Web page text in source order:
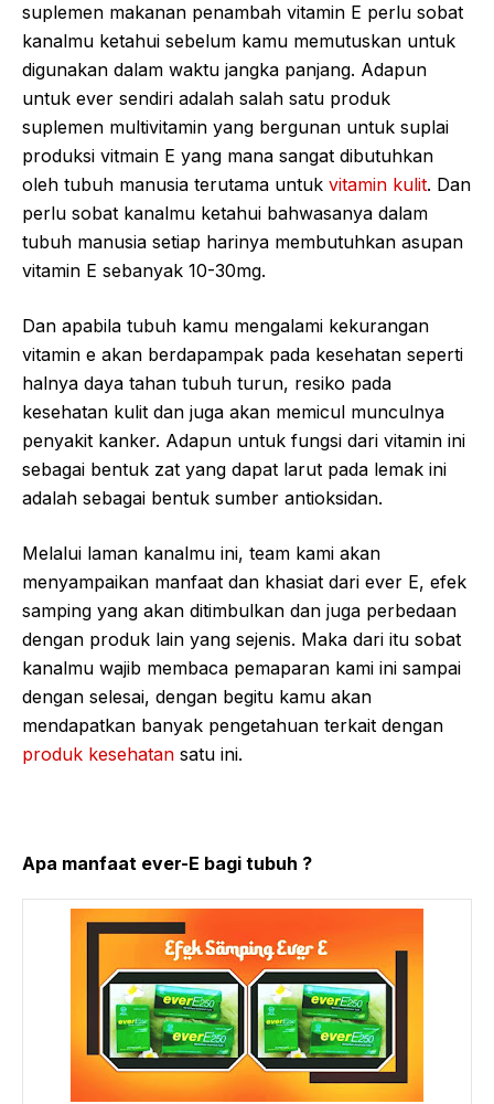
suplemen makanan penambah vitamin E perlu sobat
kanalmu ketahui sebelum kamu memutuskan untuk
digunakan dalam waktu jangka panjang. Adapun
untuk ever sendiri adalah salah satu produk
suplemen multivitamin yang bergunan untuk suplai
produksi vitmain E yang mana sangat dibutuhkan
oleh tubuh manusia terutama untuk vitamin kulit. Dan
perlu sobat kanalmu ketahui bahwasanya dalam
tubuh manusia setiap harinya membutuhkan asupan
vitamin E sebanyak 10-30mg.
Dan apabila tubuh kamu mengalami kekurangan
vitamin e akan berdapampak pada kesehatan seperti
halnya daya tahan tubuh turun, resiko pada
kesehatan kulit dan juga akan memicul munculnya
penyakit kanker. Adapun untuk fungsi dari vitamin ini
sebagai bentuk zat yang dapat larut pada lemak ini
adalah sebagai bentuk sumber antioksidan.
Melalui laman kanalmu ini, team kami akan
menyampaikan manfaat dan khasiat dari ever E, efek
samping yang akan ditimbulkan dan juga perbedaan
dengan produk lain yang sejenis. Maka dari itu sobat
kanalmu wajib membaca pemaparan kami ini sampai
dengan selesai, dengan begitu kamu akan
mendapatkan banyak pengetahuan terkait dengan
produk kesehatan satu ini.
Apa manfaat ever-E bagi tubuh ?